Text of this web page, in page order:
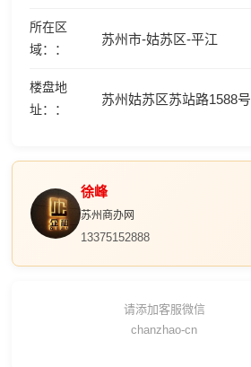
所在区
域：
苏州市-姑苏区-平江
楼盘地
址：
苏州姑苏区苏站路1588号
徐峰
苏州商办网
13375152888
请添加客服微信
chanzhao-cn